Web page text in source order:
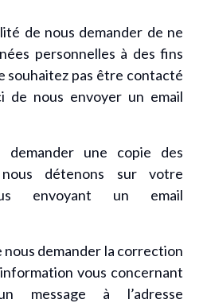
de nous demander de ne
personnelles à des fins
souhaitez pas être contacté
de nous envoyer un email
demander une copie des
détenons sur votre
envoyant un email
nous demander la correction
vous concernant
message à l’adresse